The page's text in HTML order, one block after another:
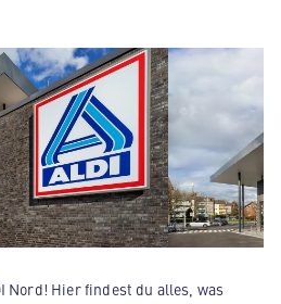
Nord! Hier findest du alles, was